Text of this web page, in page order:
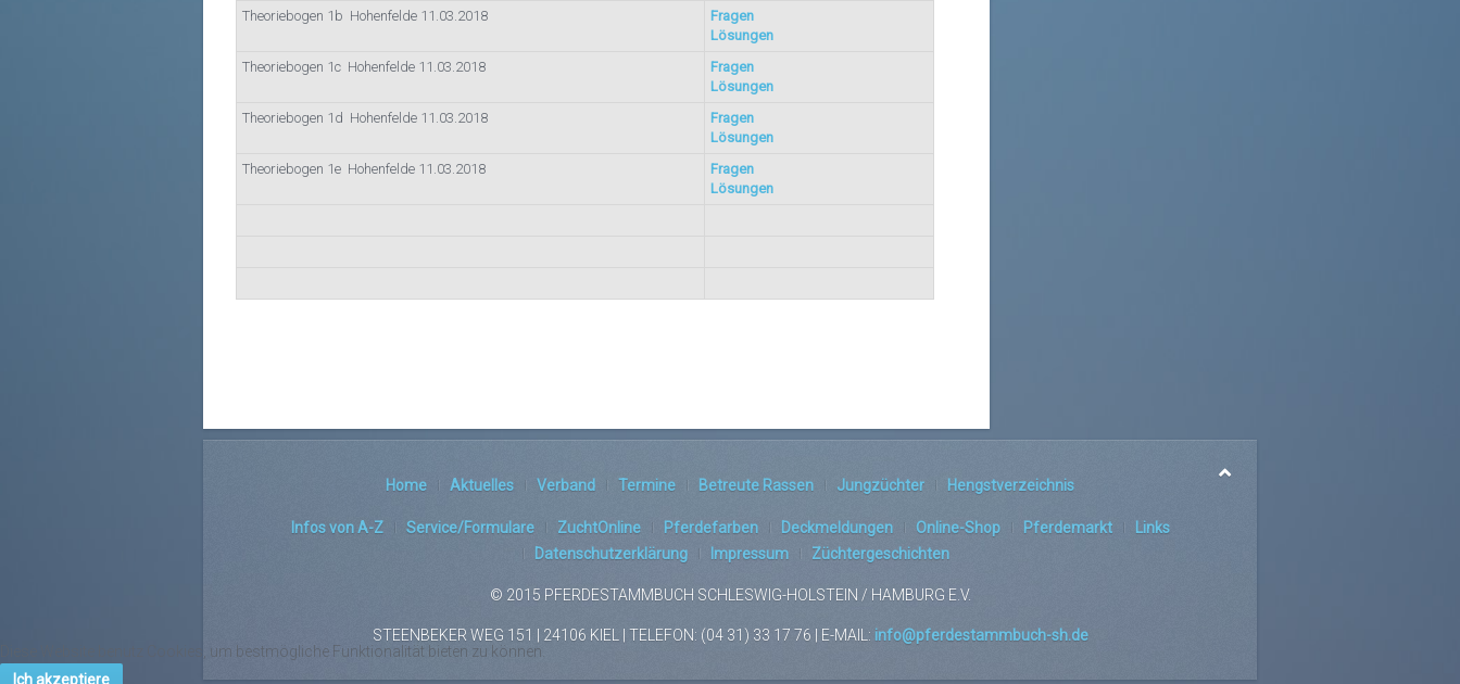
Theoriebogen 1b Hohenfelde 11.03.2018
Fragen
Lösungen
Theoriebogen 1c Hohenfelde 11.03.2018
Fragen
Lösungen
Theoriebogen 1d Hohenfelde 11.03.2018
Fragen
Lösungen
Theoriebogen 1e Hohenfelde 11.03.2018
Fragen
Lösungen
Home Aktuelles Verband Termine Betreute Rassen Jungzüchter Hengstverzeichnis
Infos von A-Z Service/Formulare ZuchtOnline Pferdefarben Deckmeldungen Online-Shop Pferdemarkt
Links
Datenschutzerklärung
Impressum Züchtergeschichten
© 2015 PFERDESTAMMBUCH SCHLESWIG-HOLSTEIN / HAMBURG E.V.
STEENBEKER WEG 151 | 24106 KIEL | TELEFON: (04 31) 33 17 76 | E-MAIL: info@pferdestammbuch-sh.de
Diese Website benutz Cookies, um bestmögliche Funktionalität bieten zu können.
Ich akzeptiere